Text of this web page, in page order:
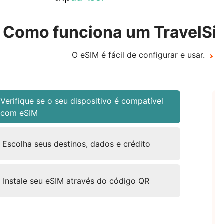
Como funciona um
O eSIM é fácil de configurar e usar.
Verifique se o seu dispositivo é compatível
com eSIM
Escolha seus destinos, dados e crédito
Instale seu eSIM através do código QR